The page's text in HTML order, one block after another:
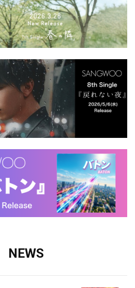
NEWS